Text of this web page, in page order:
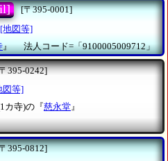
[〒395-0001]
[地図等]
』 法人コード=「9100005009712」
395-0242]
図等]
カ寺)の『慈永堂 』
395-0812]